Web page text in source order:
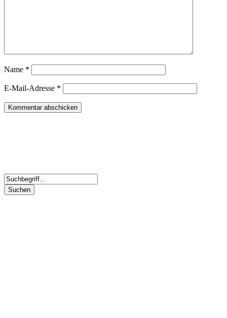
Name *
E-Mail-Adresse *